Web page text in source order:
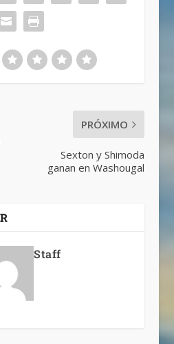
PRÓXIMO
Sexton y Shimoda
ganan en Washougal
Staff